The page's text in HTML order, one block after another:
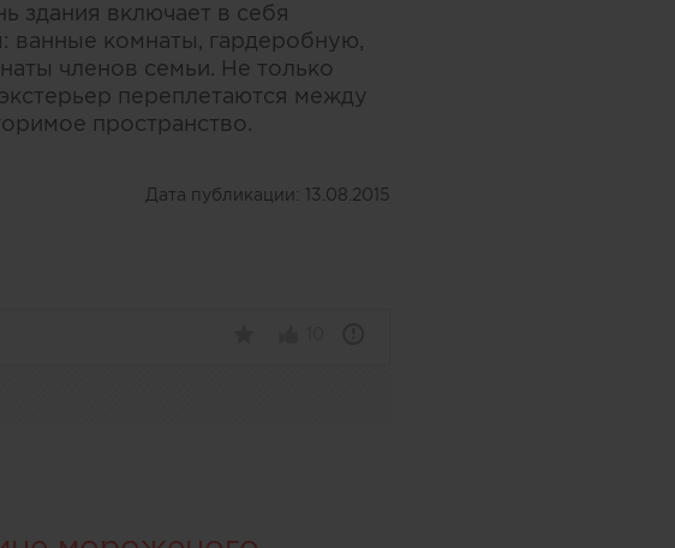
здания включает в себя
ванные комнаты, гардеробную,
членов семьи. Не только
переплетаются между
пространство.
Дата публикации: 13.08.2015